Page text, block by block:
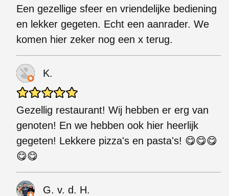
Een gezellige sfeer en vriendelijke bediening
en lekker gegeten. Echt een aanrader. We
komen hier zeker nog een x terug.
K.
Gezellig restaurant! Wij hebben er erg van
genoten! En we hebben ook hier heerlijk
gegeten! Lekkere pizza's en pasta's! 😋😋😋
😋😋
G. v. d. H.